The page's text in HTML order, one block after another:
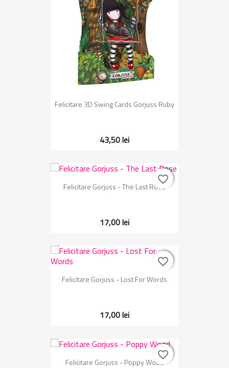
Felicitare 3D Swing Cards Gorjuss Ruby
43,50 lei
Felicitare Gorjuss - The Last Rose
17,00 lei
favorite_border
favorite_border
Felicitare Gorjuss - Lost For Words
17,00 lei
favorite_border
favorite_border
Felicitare Gorjuss - Poppy Wood
favorite_border
favorite_border